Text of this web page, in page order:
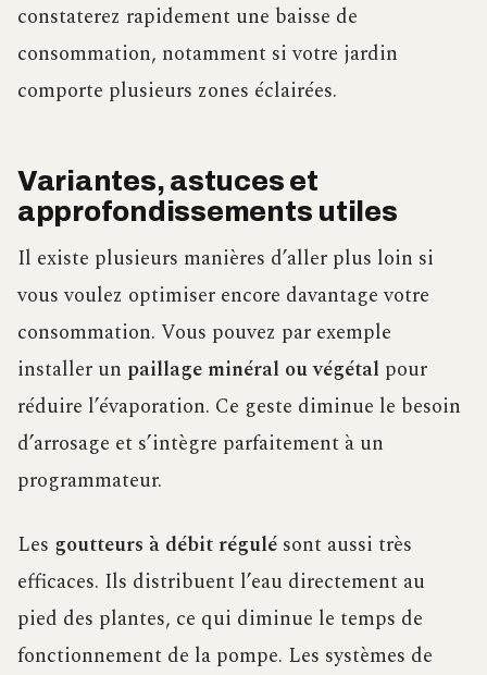
constaterez rapidement une baisse de
consommation, notamment si votre jardin
comporte plusieurs zones éclairées.
Variantes, astuces et
approfondissements utiles
Il existe plusieurs manières d’aller plus loin si
vous voulez optimiser encore davantage votre
consommation. Vous pouvez par exemple
installer un paillage minéral ou végétal pour
réduire l’évaporation. Ce geste diminue le besoin
d’arrosage et s’intègre parfaitement à un
programmateur.
Les goutteurs à débit régulé sont aussi très
efficaces. Ils distribuent l’eau directement au
pied des plantes, ce qui diminue le temps de
fonctionnement de la pompe. Les systèmes de